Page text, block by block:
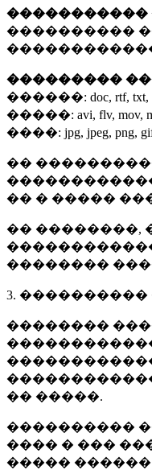
�����������
����������
���������
������: doc, rtf, txt,
�����: avi, flv, mov,
����: jpg, jpeg, png,
��
�� � �����
�� ��������,
��������
3.
��������
�� �����.
����������
���� � ���
�����